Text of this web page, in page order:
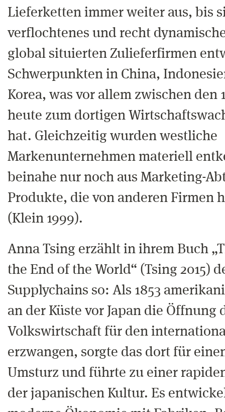
Lieferketten immer weiter aus, bis
verflochtenes und recht
global situierten Zulieferfirmen
Schwerpunkten in China,
Korea, was vor allem zwischen den
heute zum dortigen
hat. Gleichzeitig wurden westliche
Markenunternehmen materiell
beinahe nur noch aus Marketing-
Produkte, die von anderen Firmen
(Klein 1999).
Anna Tsing erzählt in ihrem Buch
the End of the World“ (Tsing 2015)
Supplychains so: Als 1853
an der Küste vor Japan die Öffnung
Volkswirtschaft für den
erzwangen, sorgte das dort für
Umsturz und führte zu einer
der japanischen Kultur. Es